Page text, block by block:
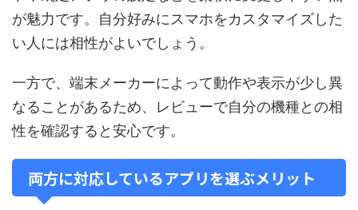
が魅力です。自分好みにスマホをカスタマイズした
い人には相性がよいでしょう。
一方で、端末メーカーによって動作や表示が少し異
なることがあるため、レビューで自分の機種との相
性を確認すると安心です。
両方に対応しているアプリを選ぶメリット